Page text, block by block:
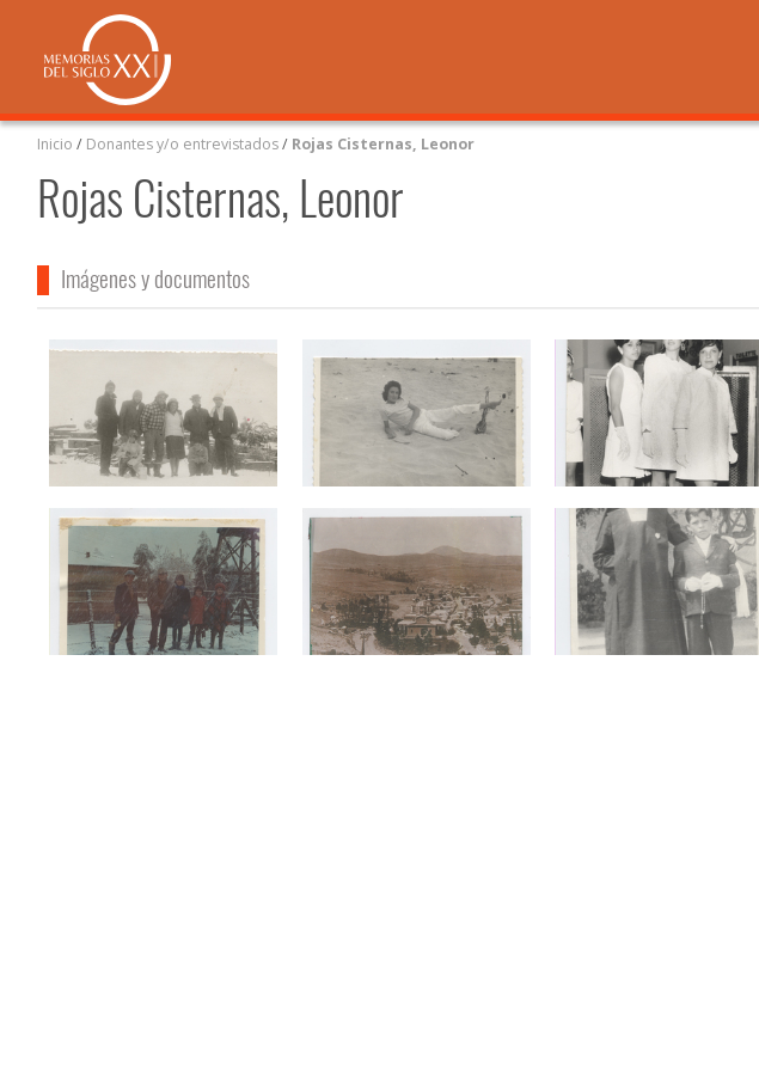
Inicio / Donantes y/o entrevistados/ Rojas Cisternas, Leonor
Rojas Cisternas, Leonor
Imágenes y documentos